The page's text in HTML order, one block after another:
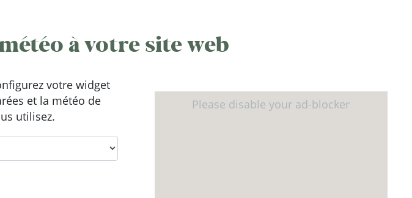
à votre site web
votre widget
et la météo de
utilisez.